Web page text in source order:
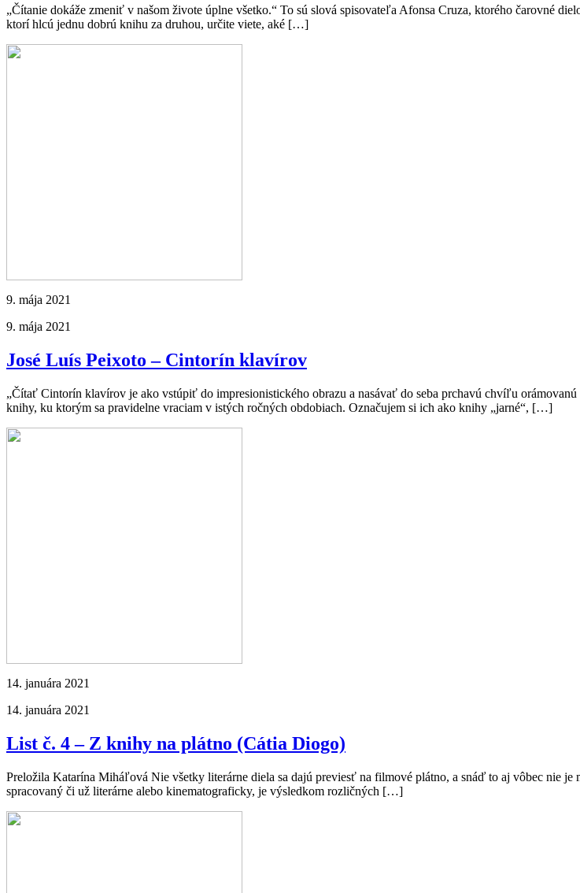
„Čítanie dokáže zmeniť v našom živote úplne všetko.“ To sú slová spisovateľa Afonsa Cruza, ktorého čarovné
ktorí hlcú jednu dobrú knihu za druhou, určite viete, aké […]
9. mája 2021
9. mája 2021
José Luís Peixoto – Cintorín klavírov
„Čítať Cintorín klavírov je ako vstúpiť do impresionistického obrazu a nasávať do seba prchavú chvíľu
knihy, ku ktorým sa pravidelne vraciam v istých ročných obdobiach. Označujem si ich ako knihy „jarné“, […]
14. januára 2021
14. januára 2021
List č. 4 – Z knihy na plátno (Cátia Diogo)
Preložila Katarína Miháľová Nie všetky literárne diela sa dajú previesť na filmové plátno, a snáď to aj vôbec nie
spracovaný či už literárne alebo kinematograficky, je výsledkom rozličných […]